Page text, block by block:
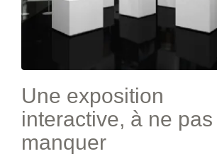
Une exposition
interactive, à ne pas
manquer